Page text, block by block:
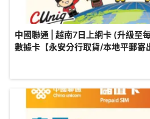
中國聯通 | 越南7日上網卡 (升級至
數據卡【永安分行取貨/本地平郵寄